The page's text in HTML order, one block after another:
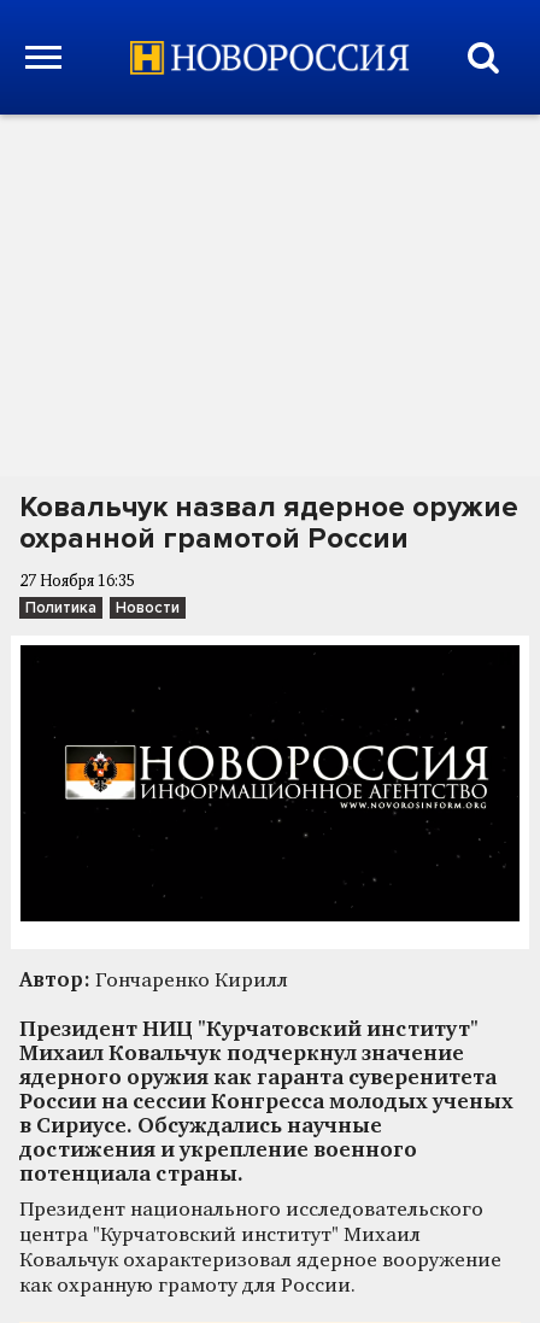
Ковальчук назвал ядерное оружие
охранной грамотой России
27 Ноября 16:35
Политика Новости
Автор: Гончаренко Кирилл
Президент НИЦ "Курчатовский институт"
Михаил Ковальчук подчеркнул значение
ядерного оружия как гаранта суверенитета
России на сессии Конгресса молодых ученых
в Сириусе. Обсуждались научные
достижения и укрепление военного
потенциала страны.
Президент национального исследовательского
центра "Курчатовский институт" Михаил
Ковальчук охарактеризовал ядерное вооружение
как охранную грамоту для России.